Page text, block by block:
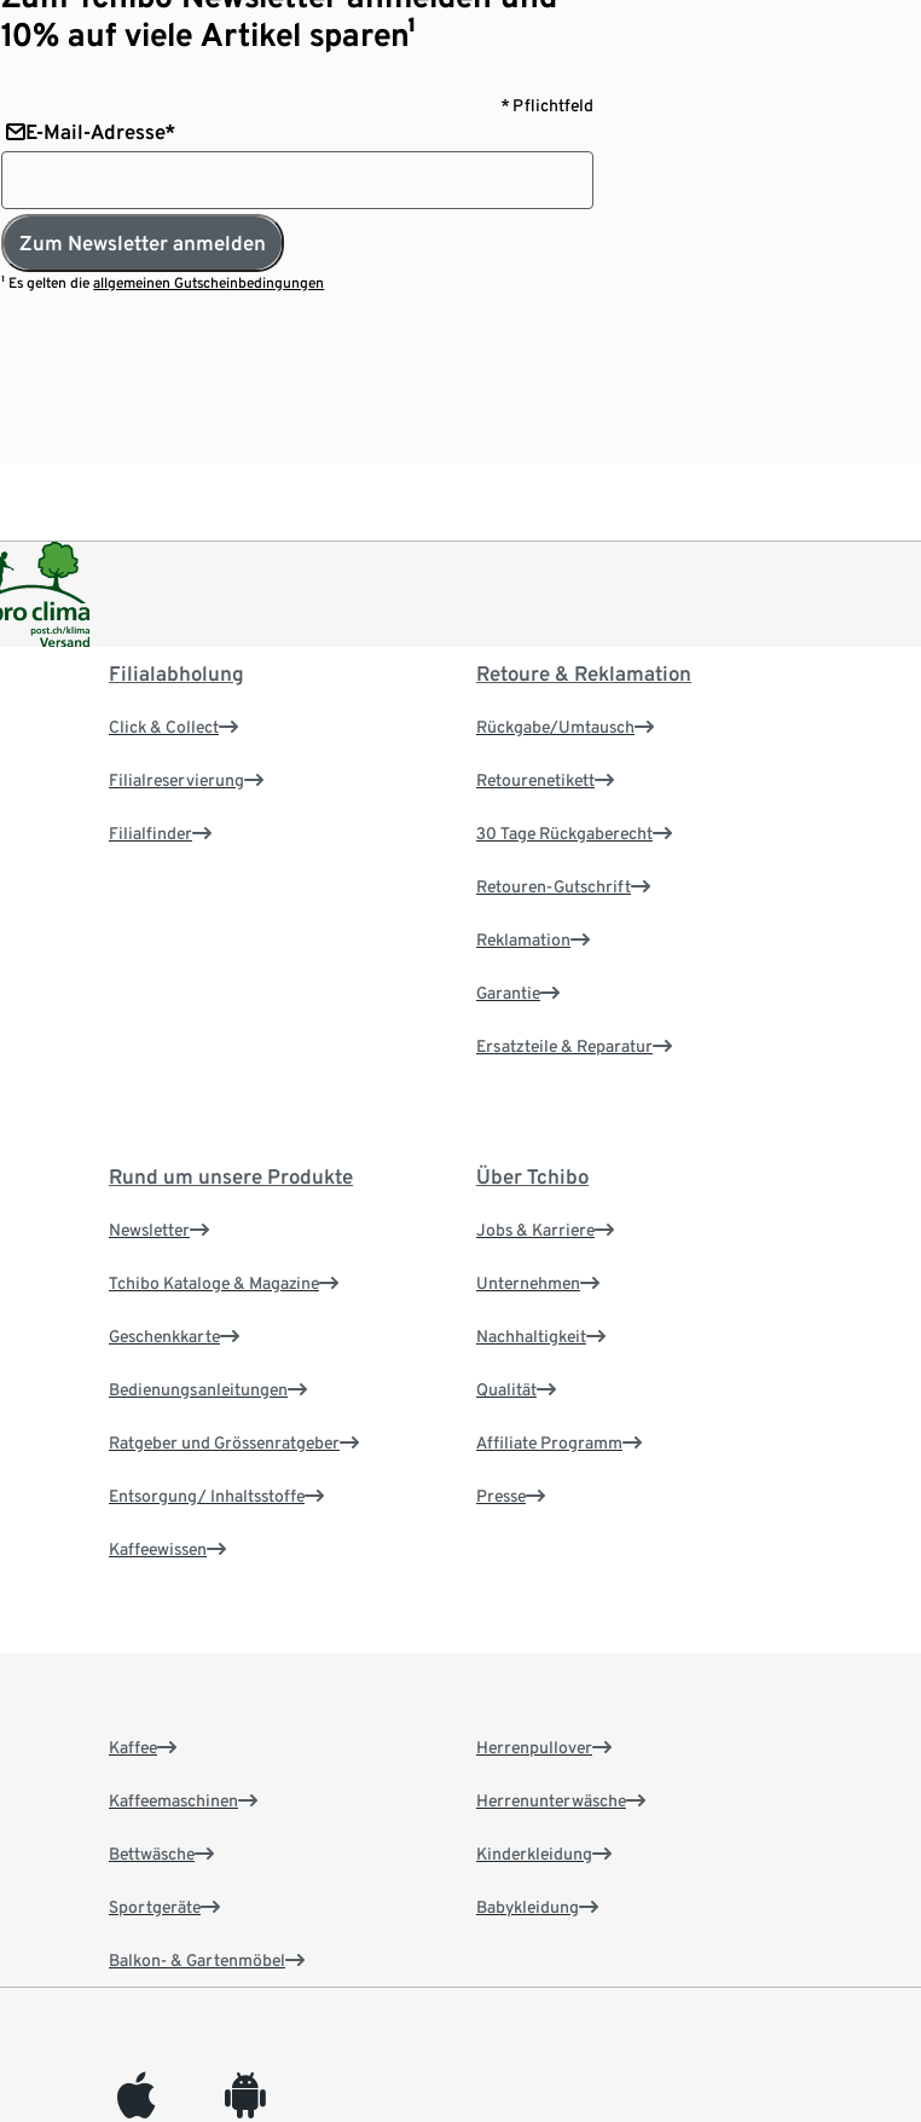
10% auf viele Artikel sparen¹
* Pflichtfeld
E-Mail-Adresse*
Zum Newsletter anmelden
¹ Es gelten dieallgemeinen Gutscheinbedingungen
Filialabholung
Click & Collect
Filialreservierung
Filialfinder
Retoure & Reklamation
Rückgabe/Umtausch
Retourenetikett
30 Tage Rückgaberecht
Retouren-Gutschrift
Reklamation
Garantie
Ersatzteile & Reparatur
Rund um unsere Produkte
Newsletter
Tchibo Kataloge & Magazine
Geschenkkarte
Bedienungsanleitungen
Ratgeber und Grössenratgeber
Entsorgung/ Inhaltsstoffe
Kaffeewissen
Über Tchibo
Jobs & Karriere
Unternehmen
Nachhaltigkeit
Qualität
Affiliate Programm
Presse
Kaffee
Kaffeemaschinen
Bettwäsche
Sportgeräte
Balkon- & Gartenmöbel
Herrenpullover
Herrenunterwäsche
Kinderkleidung
Babykleidung
appleinc android